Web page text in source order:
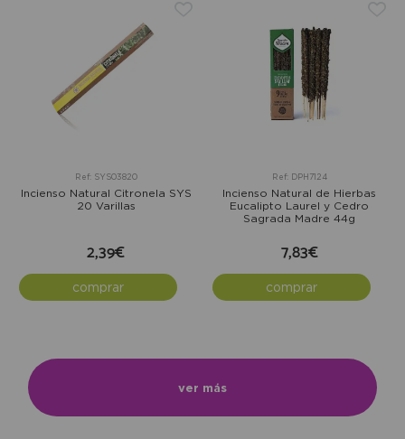
Ref: SYS03820
Incienso Natural Citronela SYS
20 Varillas
2,39€
comprar
Ref: DPH7124
Incienso Natural de Hierbas
Eucalipto Laurel y Cedro
Sagrada Madre 44g
7,83€
comprar
ver más